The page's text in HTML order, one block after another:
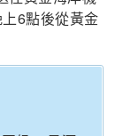
6點後從黃金